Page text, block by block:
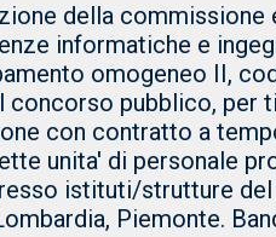
della
informatiche e
omogeneo II,
concorso pubblico, per
con contratto a
unita' di personale
istituti/strutture
Piemonte.